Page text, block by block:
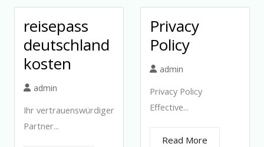
reisepass
deutschland
kosten
admin
Ihr vertrauenswürdiger
Partner...
Privacy
Policy
admin
Privacy Policy
Effective...
Read More